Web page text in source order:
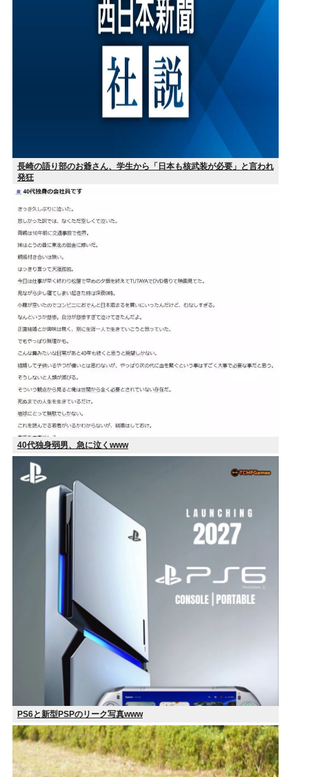
長崎の語り部のお爺さん、学生から「日本も核武装が必要」と言われ
発狂
40代独身弱男、急に泣くwww
PS6と新型PSPのリーク写真www